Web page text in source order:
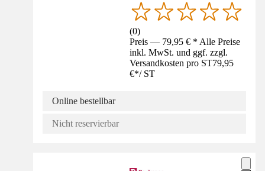
(0)
Preis — 79,95 € * Alle Preise
inkl. MwSt. und ggf. zzgl.
Versandkosten pro ST79,95
€*/ ST
Online bestellbar
Nicht reservierbar